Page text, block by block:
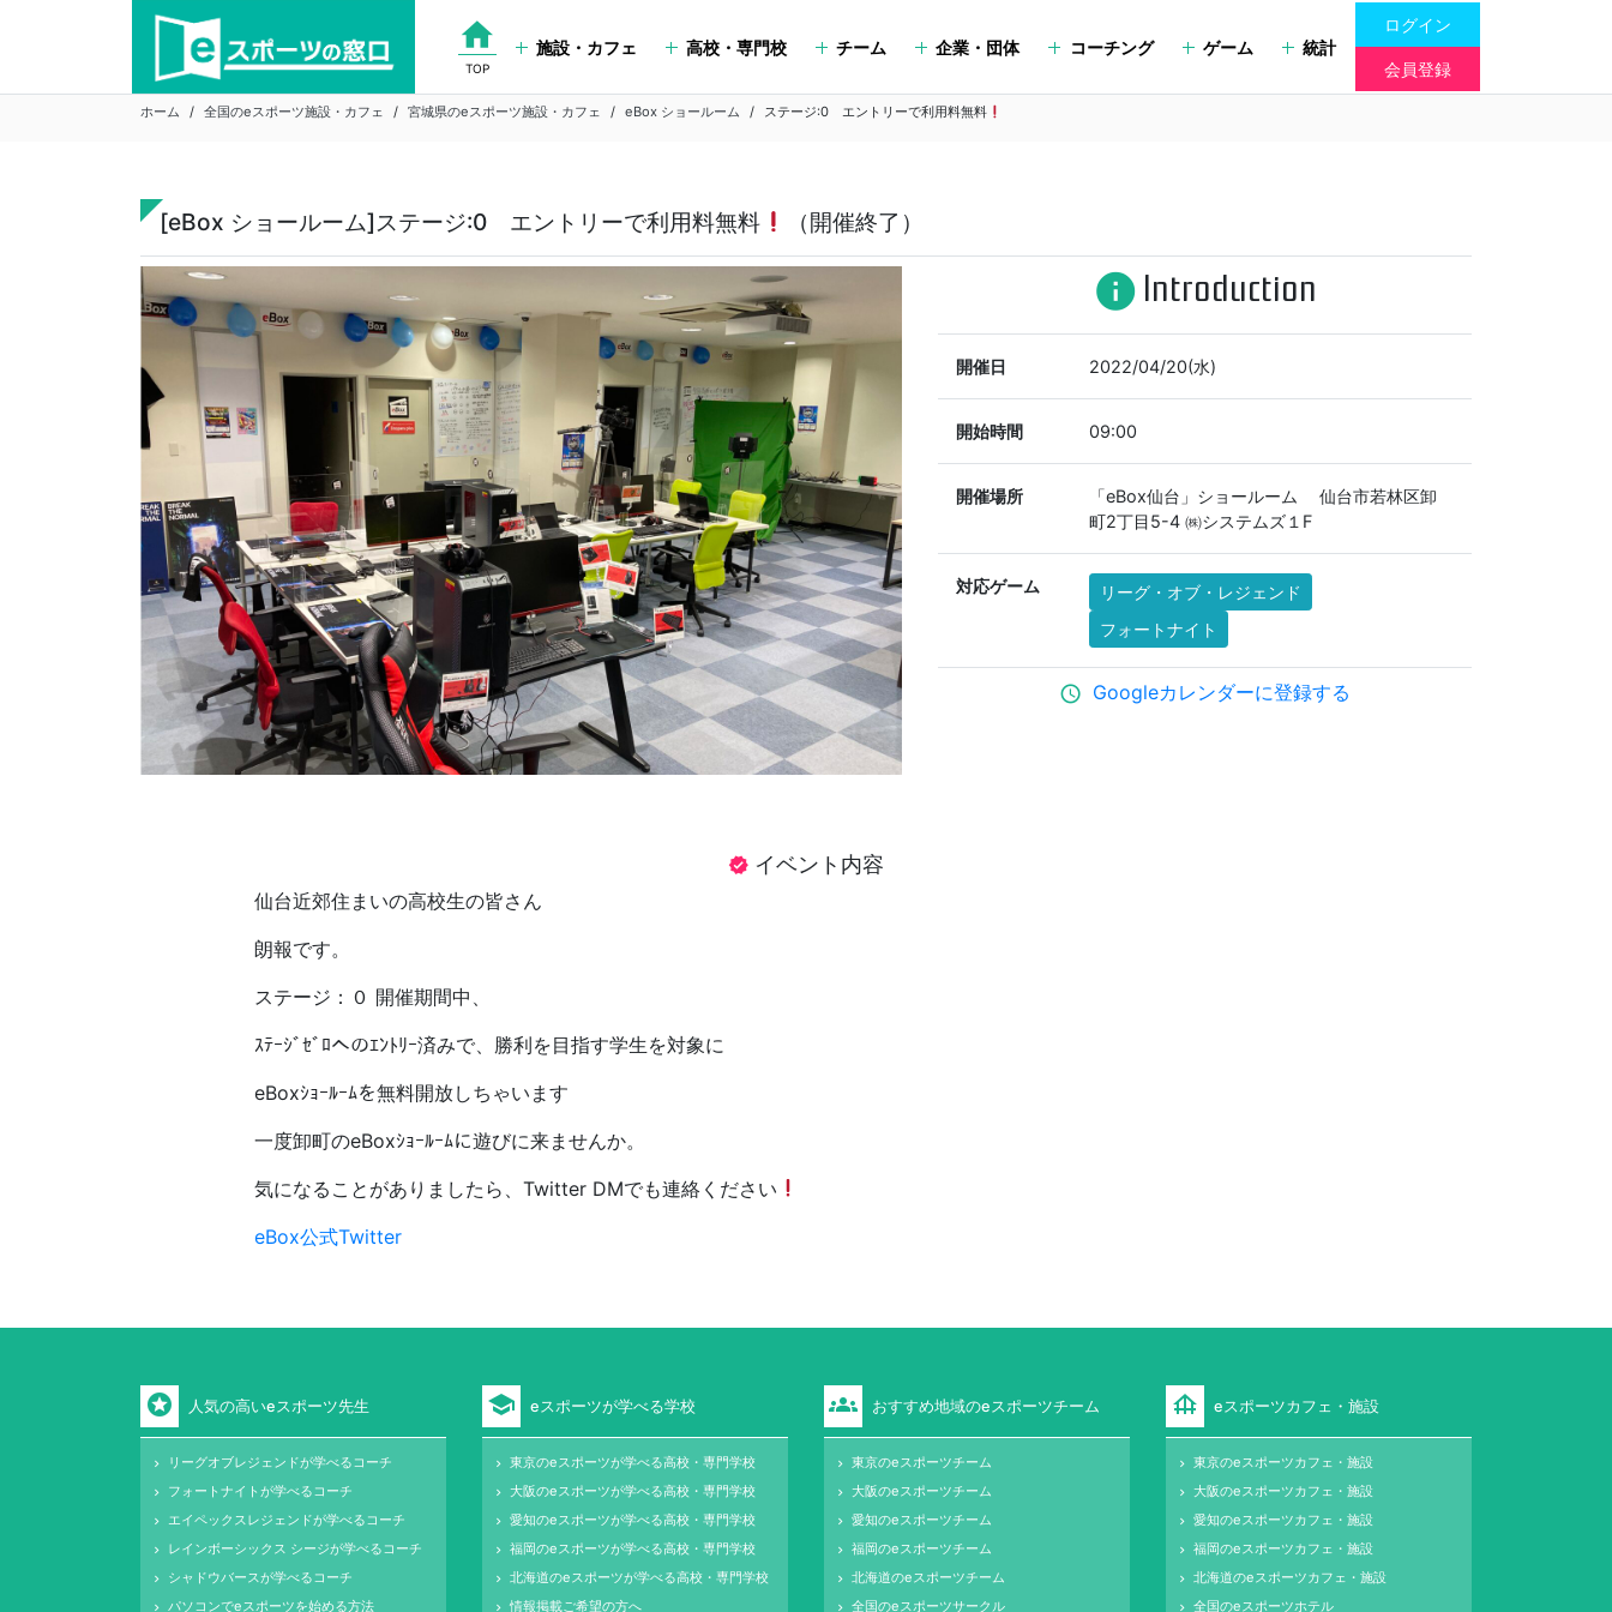
home
TOP
施設・カフェ 高校・専門校 チーム 企業・団体 コーチング ゲーム 統計
ログイン
会員登録
ホーム 全国のeスポーツ施設・カフェ 宮城県のeスポーツ施設・カフェ eBox ショールーム ステージ:0 エントリーで利用料無料
[eBox ショールーム]ステージ:0 エントリーで利用料無料 （開催終了）
info Introduction
開催日 2022/04/20(水)
開始時間 09:00
開催場所
「eBox仙台」ショールーム 仙台市若林区卸
町2丁目5-4 ㈱システムズ１F
対応ゲーム
リーグ・オブ・レジェンド
フォートナイト
schedule Googleカレンダーに登録する
verified イベント内容
仙台近郊住まいの高校生の皆さん
朗報です。
ステージ：０ 開催期間中、
ｽﾃｰｼﾞｾﾞﾛへのｴﾝﾄﾘｰ済みで、勝利を目指す学生を対象に
eBoxｼｮｰﾙｰﾑを無料開放しちゃいます
一度卸町のeBoxｼｮｰﾙｰﾑに遊びに来ませんか。
気になることがありましたら、Twitter DMでも連絡ください
eBox公式Twitter
stars 人気の高いeスポーツ先生
keyboard_arrow_right リーグオブレジェンドが学べるコーチ
keyboard_arrow_right フォートナイトが学べるコーチ
keyboard_arrow_right エイペックスレジェンドが学べるコーチ
keyboard_arrow_right レインボーシックス シージが学べるコーチ
keyboard_arrow_right シャドウバースが学べるコーチ
keyboard_arrow_right パソコンでeスポーツを始める方法
school eスポーツが学べる学校
keyboard_arrow_right 東京のeスポーツが学べる高校・専門学校
keyboard_arrow_right 大阪のeスポーツが学べる高校・専門学校
keyboard_arrow_right 愛知のeスポーツが学べる高校・専門学校
keyboard_arrow_right 福岡のeスポーツが学べる高校・専門学校
keyboard_arrow_right 北海道のeスポーツが学べる高校・専門学校
keyboard_arrow_right 情報掲載ご希望の方へ
groups おすすめ地域のeスポーツチーム
keyboard_arrow_right 東京のeスポーツチーム
keyboard_arrow_right 大阪のeスポーツチーム
keyboard_arrow_right 愛知のeスポーツチーム
keyboard_arrow_right 福岡のeスポーツチーム
keyboard_arrow_right 北海道のeスポーツチーム
keyboard_arrow_right 全国のeスポーツサークル
foundation eスポーツカフェ・施設
keyboard_arrow_right 東京のeスポーツカフェ・施設
keyboard_arrow_right 大阪のeスポーツカフェ・施設
keyboard_arrow_right 愛知のeスポーツカフェ・施設
keyboard_arrow_right 福岡のeスポーツカフェ・施設
keyboard_arrow_right 北海道のeスポーツカフェ・施設
keyboard_arrow_right 全国のeスポーツホテル